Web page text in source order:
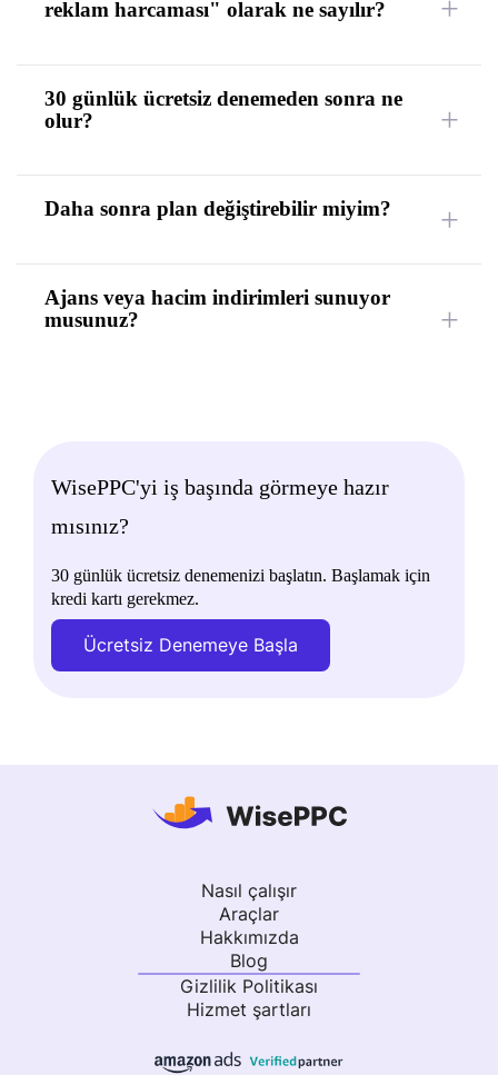
reklam harcaması" olarak ne sayılır?
30 günlük ücretsiz denemeden sonra ne
olur?
Daha sonra plan değiştirebilir miyim?
Ajans veya hacim indirimleri sunuyor
musunuz?
WisePPC'yi iş başında görmeye hazır
mısınız?
30 günlük ücretsiz denemenizi başlatın. Başlamak için
kredi kartı gerekmez.
Ücretsiz Denemeye Başla
Nasıl çalışır
Araçlar
Hakkımızda
Blog
Gizlilik Politikası
Hizmet şartları